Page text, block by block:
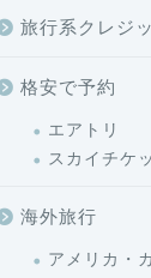
旅行系クレジ
格安で予約
エアトリ
スカイチケ
海外旅行
アメリカ・